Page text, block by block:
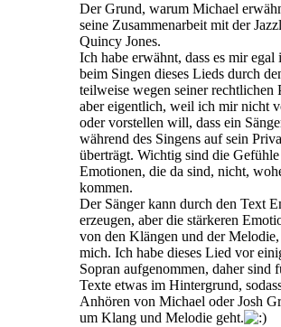
Der Grund, warum Michael
seine Zusammenarbeit mit der
Quincy Jones.
Ich habe erwähnt, dass es mir egal
beim Singen dieses Lieds durch
teilweise wegen seiner rechtlichen
aber eigentlich, weil ich mir nicht
oder vorstellen will, dass ein
während des Singens auf sein
überträgt. Wichtig sind die
Emotionen, die da sind, nicht,
kommen.
Der Sänger kann durch den Text
erzeugen, aber die stärkeren
von den Klängen und der
mich. Ich habe dieses Lied vor
Sopran aufgenommen, daher sind
Texte etwas im Hintergrund,
Anhören von Michael oder Josh
um Klang und Melodie geht.